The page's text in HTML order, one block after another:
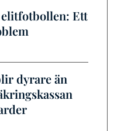
Ett
dyrare än